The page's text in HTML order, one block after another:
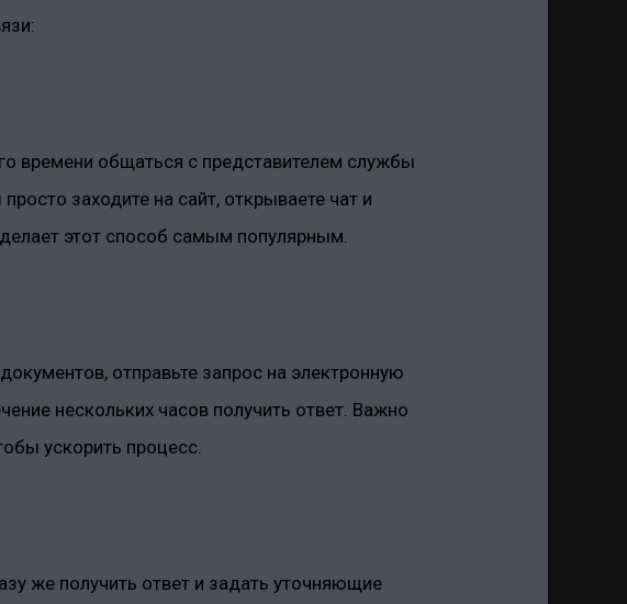
времени общаться с представителем службы
заходите на сайт, открываете чат и
этот способ самым популярным.
отправьте запрос на электронную
нескольких часов получить ответ. Важно
ускорить процесс.
же получить ответ и задать уточняющие